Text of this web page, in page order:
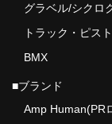
グラベル/シクロ
トラック・ピスト
BMX
■ブランド
Amp Human(PR